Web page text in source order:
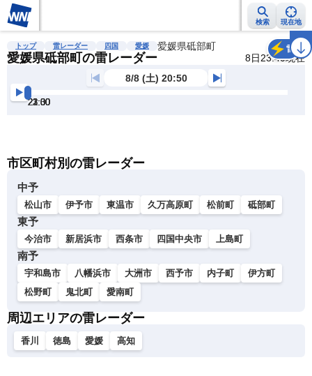
検索 現在地
雨雲レーダー 台風情報 地震情報 警報・注意報 2週間天気 ラ
トップ 雷レーダー 四国 愛媛 愛媛県砥部町
愛媛県砥部町の雷レーダー 8日23:40現在
雷
8/8 (土) 20:50
21:00
21:30
22:00
22:30
23:00
23:30
市区町村別の雷レーダー
中予
松山市 伊予市 東温市 久万高原町 松前町 砥部町
東予
今治市 新居浜市 西条市 四国中央市 上島町
南予
宇和島市 八幡浜市 大洲市 西予市 内子町
伊方町
松野町
鬼北町 愛南町
周辺エリアの雷レーダー
香川 徳島 愛媛 高知